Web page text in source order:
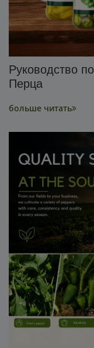
Руководство
Перца
больше читать